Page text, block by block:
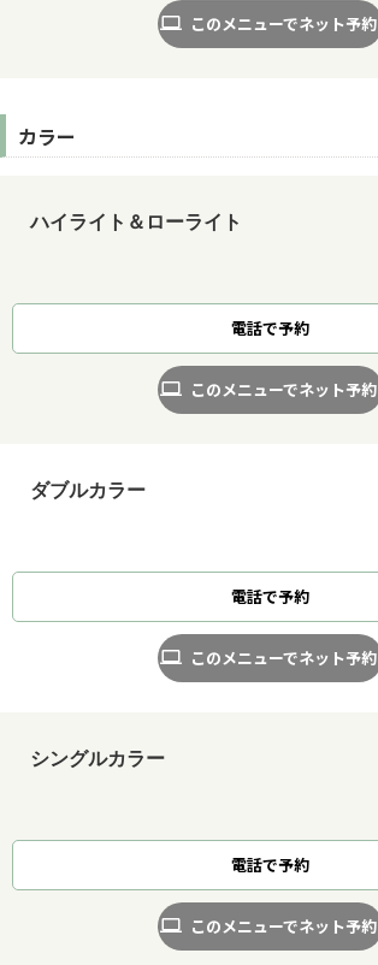
このメニューでネット予約
カラー
ハイライト＆ローライト
電話で予約
このメニューでネット予約
ダブルカラー
電話で予約
このメニューでネット予約
シングルカラー
電話で予約
このメニューでネット予約